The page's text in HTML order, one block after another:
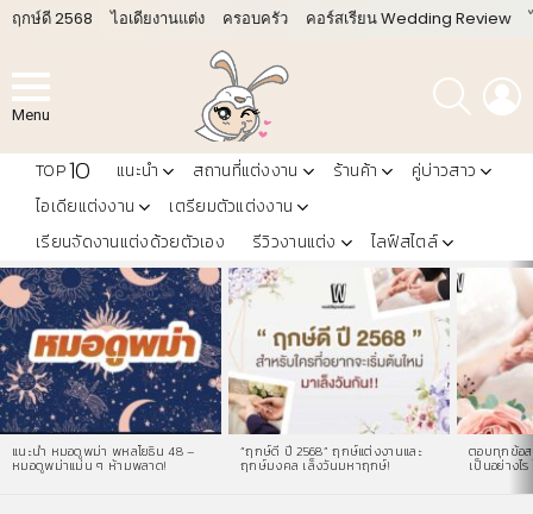
ฤกษ์ดี 2568 ไอเดียงานแต่ง ครอบครัว คอร์สเรียน Wedding Review
Menu
ค้นหา
TOP10 แนะนำ สถานที่แต่งงาน ร้านค้า
คู่บ่าวสาว
ไอเดียแต่งงาน
เตรียมตัวแต่งงาน
เรียนจัดงานแต่งด้วยตัวเอง
รีวิวงานแต่ง ไลฟ์สไตล์
LATEST
STORIES
แนะนำ หมอดูพม่า พหลโยธิน 48 –
หมอดูพม่าแม่น ๆ ห้ามพลาด!
“ฤกษ์ดี ปี 2568” ฤกษ์แต่งงานและ
ฤกษ์มงคล เล็งวันมหาฤกษ์!
ตอบทุกข้อส
เป็นอย่างไร